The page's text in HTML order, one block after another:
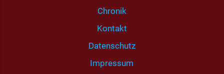
Chronik
Kontakt
Datenschutz
Impressum